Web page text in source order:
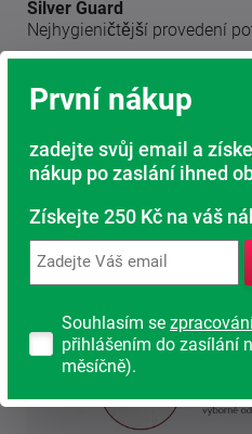
Silver Guard
Nejhygieničtější provedení
regenerací našeho těla.
První nákup
zadejte svůj email a
nákup po zaslání ihned
Získejte 250 Kč na váš
Souhlasím se
přihlášením do zasílání
měsíčně).